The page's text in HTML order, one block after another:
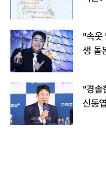
"속옷
생 돌
"경솔
신동